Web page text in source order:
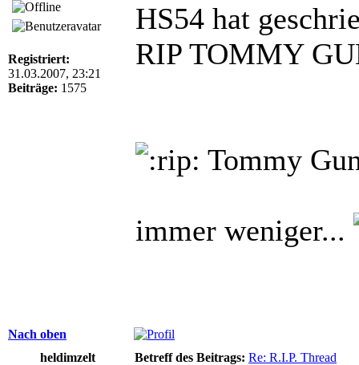
Registriert:
31.03.2007, 23:21
Beiträge: 1575
HS54 hat
RIP TOMMY
Tommy
immer weniger...
Nach oben
heldimzelt
Betreff des Beitrags: Re: R.I.P. Thread